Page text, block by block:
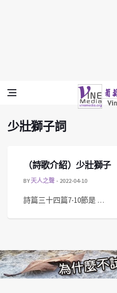
少壯獅子詞
Vine Media
葡萄樹傳媒
少壯獅子詞
（詩歌介紹）少壯獅子
BY天人之聲 2022-04-10
詩篇三十四篇7-10節是 …